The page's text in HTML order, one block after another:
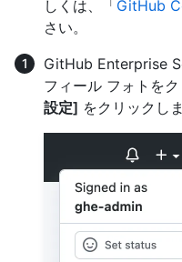
しくは、「 GitHub
さい。
GitHub Enterprise
フィール フォトを
設定] をクリックしま